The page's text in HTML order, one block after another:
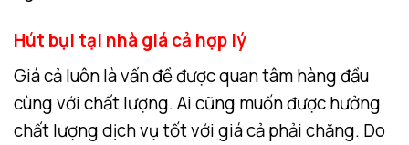
Hút bụi tại nhà giá cả hợp lý
Giá cả luôn là vấn đề được quan tâm hàng đầu
cùng với chất lượng. Ai cũng muốn được hưởng
chất lượng dịch vụ tốt với giá cả phải chăng. Do